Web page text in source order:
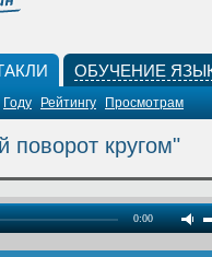
ОБУЧЕНИЕ
Году Рейтингу Просмотрам
кругом"
0:00